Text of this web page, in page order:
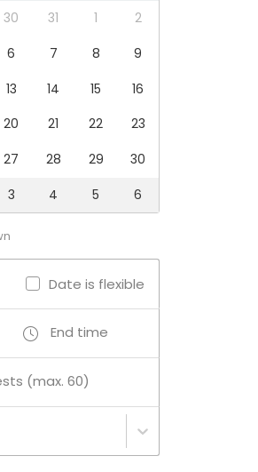
30 31 1
2
6 7 8
9
13 14 15
16
20 21 22
23
27 28 29
30
3 4 5 6
Date is flexible
End time
(max. 60)